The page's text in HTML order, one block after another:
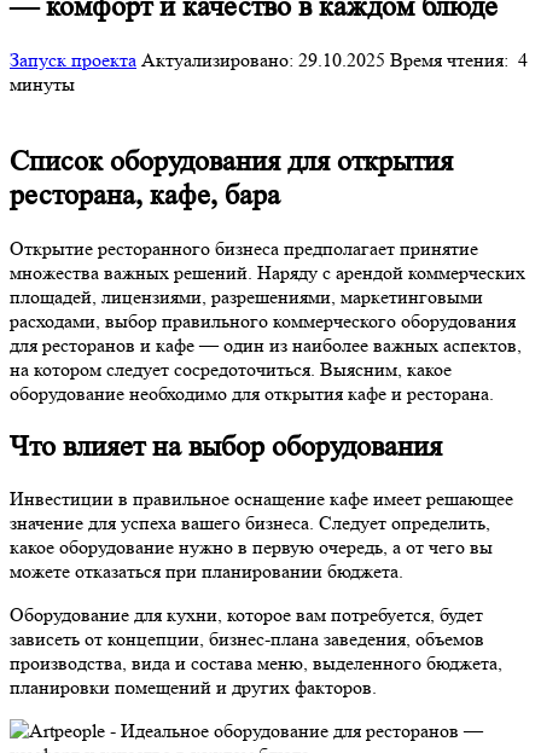
— комфорт и качество в каждом блюде
Запуск проекта Актуализировано: 29.10.2025 Время чтения: 4
минуты
Список оборудования для открытия
ресторана, кафе, бара
Открытие ресторанного бизнеса предполагает принятие
множества важных решений. Наряду с арендой коммерческих
площадей, лицензиями, разрешениями, маркетинговыми
расходами, выбор правильного коммерческого оборудования
для ресторанов и кафе— один из наиболее важных аспектов,
на котором следует сосредоточиться. Выясним, какое
оборудование необходимо для открытия кафе и ресторана
Что влияет на выбор оборудования
Инвестиции в правильное оснащение кафе имеет решающее
значение для успеха вашего бизнеса. Следует определить,
какое оборудование нужно в первую очередь, а от чего вы
можете отказаться при планировании бюджета.
Оборудование для кухни, которое вам потребуется, будет
зависеть от концепции, бизнес-плана заведения, объемов
производства, вида и состава меню, выделенного бюджета,
планировки помещений и других факторов.